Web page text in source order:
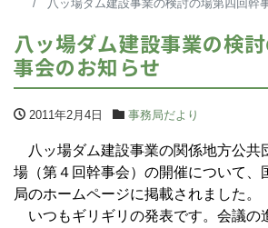
八ッ場ダム建設事業の検討の場第四回幹
八ッ場ダム建設事業の検
事会のお知らせ
2011年2月4日 事務局だより
八ッ場ダム建設事業の関係地方公共
場（第４回幹事会）の開催について、
局のホームページに掲載されました。
いつもギリギリの発表です。会議の